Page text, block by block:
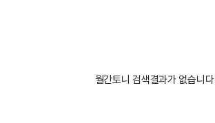
월간토니 검색결과가 없습니다